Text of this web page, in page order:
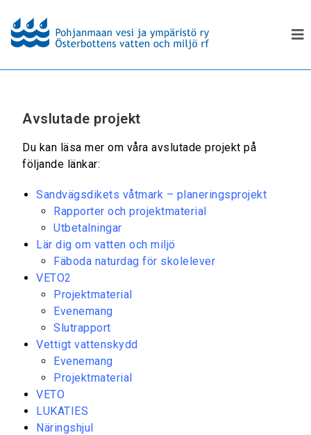
Avslutade projekt
Du kan läsa mer om våra avslutade projekt på
följande länkar:
Sandvägsdikets våtmark – planeringsprojekt
Rapporter och projektmaterial
Utbetalningar
Lär dig om vatten och miljö
Fäboda naturdag för skolelever
VETO2
Projektmaterial
Evenemang
Slutrapport
Vettigt vattenskydd
Evenemang
Projektmaterial
VETO
LUKATIES
Näringshjul